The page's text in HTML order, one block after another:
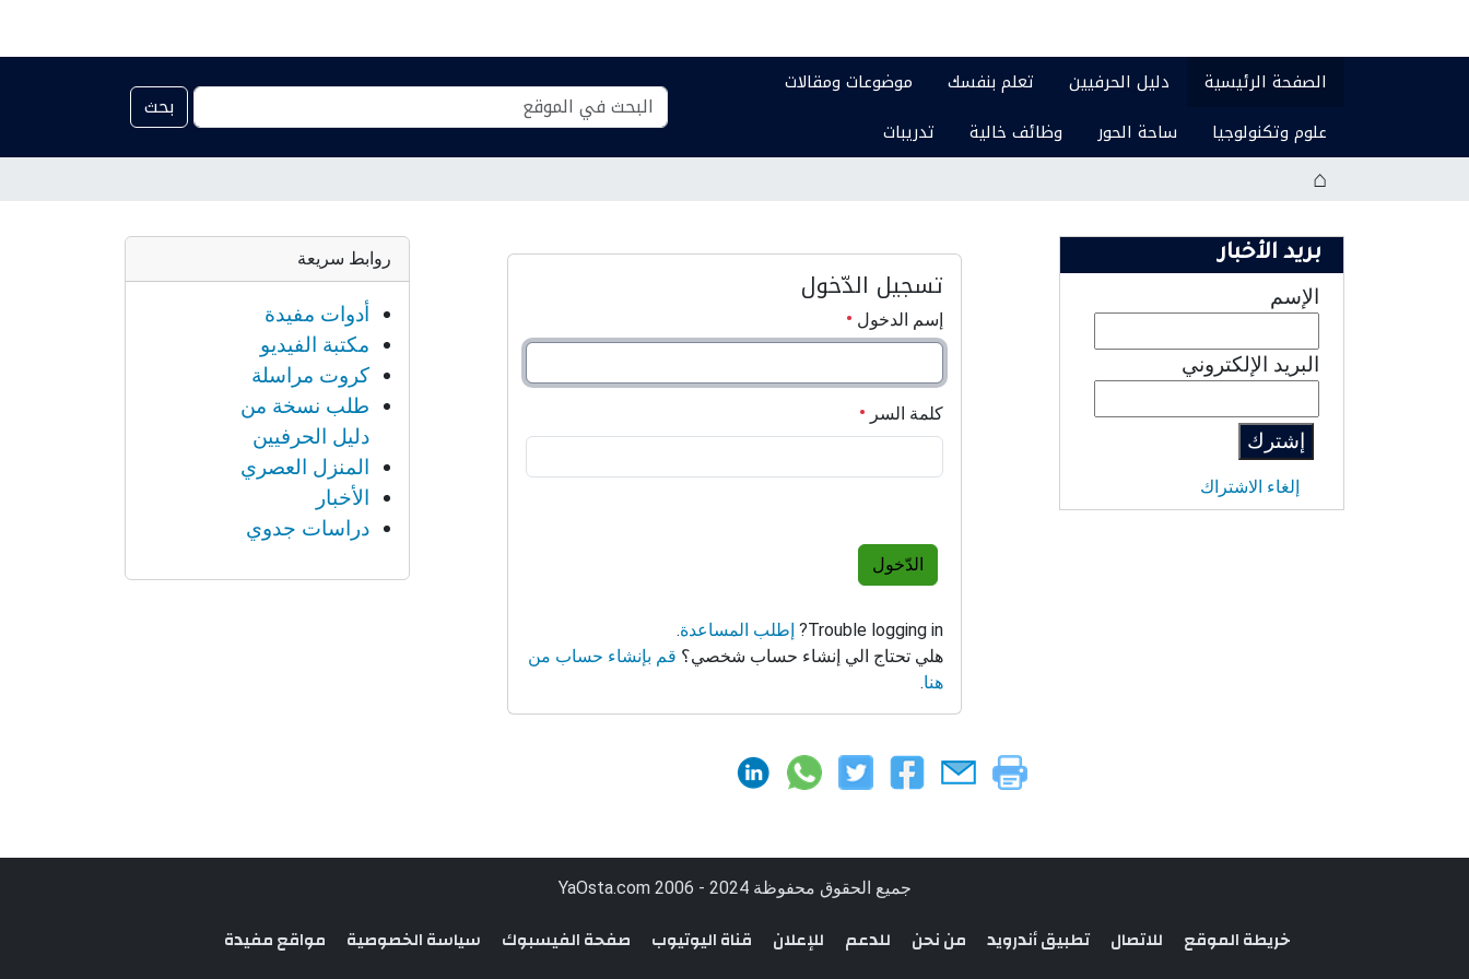
الصفحة الرئيسية دليل الحرفيين تعلم بنفسك
موضوعات ومقالات
علوم وتكنولوجيا
ساحة الحور وظائف خالية تدريبات بحث بحث بحث
تسجيل الدّخول
إسم الدخول
كلمة السر
الدّخول
Trouble logging in? إطلب المساعدة.
هلي تحتاج الي إنشاء حساب شخصي؟ قم بإنشاء حساب من
هنا.
بريد الأخبار
الإسم
البريد الإلكتروني
إلغاء الاشتراك
روابط سريعة
أدوات مفيدة
مكتبة الفيديو
كروت مراسلة
طلب نسخة من
دليل الحرفيين
المنزل العصري
الأخبار
دراسات جدوي
جميع الحقوق محفوظة YaOsta.com 2006 - 2024
خريطة الموقع للاتصال تطبيق أندرويد من نحن للدعم للإعلان قناة اليوتيوب صفحة الفيسبوك سياسة الخصوصية مواقع مفيدة